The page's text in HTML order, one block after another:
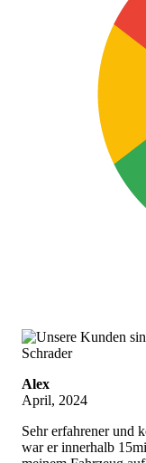
Alex
April, 2024
Sehr erfahrener und
war er innerhalb